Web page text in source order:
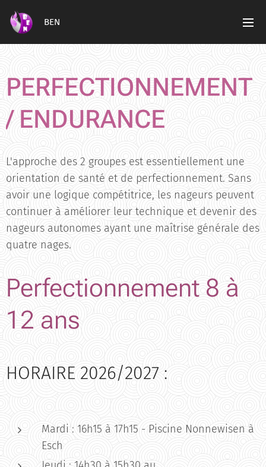
BEN
PERFECTIONNEMENT
/ ENDURANCE
L'approche des 2 groupes est essentiellement une
orientation de santé et de perfectionnement. Sans
avoir une logique compétitrice, les nageurs peuvent
continuer à améliorer leur technique et devenir des
nageurs autonomes ayant une maîtrise générale des
quatre nages.
Perfectionnement 8 à
12 ans
HORAIRE 2026/2027 :
Mardi : 16h15 à 17h15 - Piscine Nonnewisen à
Esch